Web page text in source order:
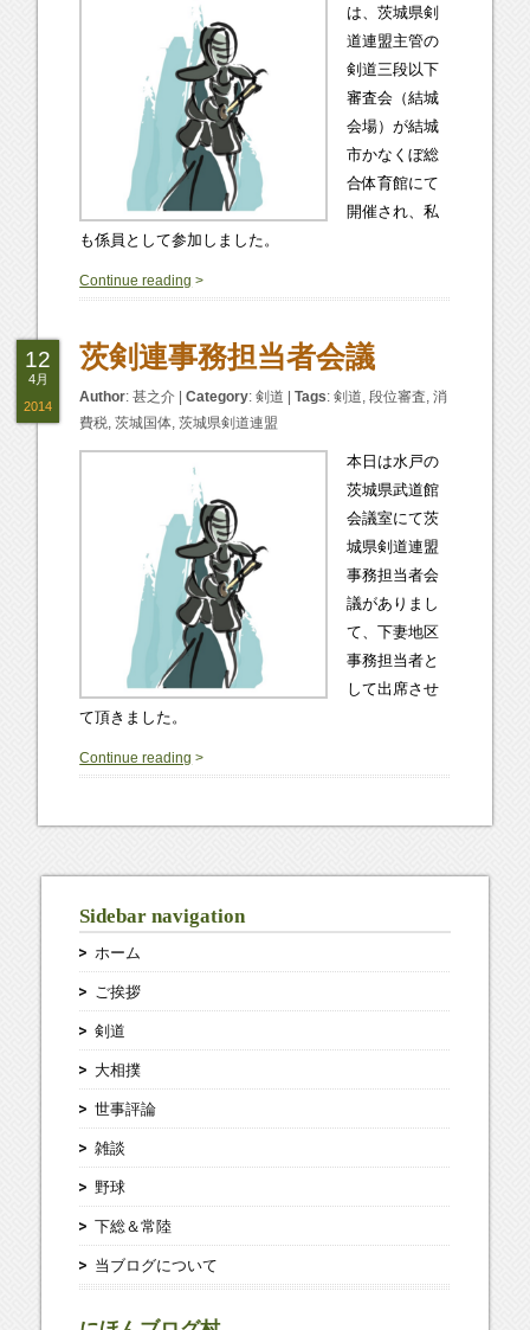
は、茨城県剣
道連盟主管の
剣道三段以下
審査会（結城
会場）が結城
市かなくぼ総
合体育館にて
開催され、私
も係員として参加しました。
Continue reading >
茨剣連事務担当者会議
Author:甚之介 |Category:剣道 |Tags:剣道,段位審査,消
費税,茨城国体,茨城県剣道連盟
本日は水戸の
茨城県武道館
会議室にて茨
城県剣道連盟
事務担当者会
議がありまし
て、下妻地区
事務担当者と
して出席させ
て頂きました。
Continue reading >
12
4月
2014
Sidebar navigation
ホーム
ご挨拶
剣道
大相撲
世事評論
雑談
野球
下総＆常陸
当ブログについて